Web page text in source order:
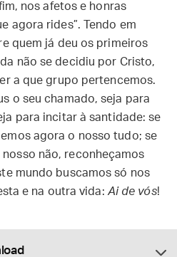
nos afetos e honras
agora rides”. Tendo em
quem já deu os primeiros
não se decidiu por Cristo,
a que grupo pertencemos.
o seu chamado, seja para
para incitar à santidade: se
agora o nosso tudo; se
não, reconheçamos
mundo buscamos só nos
e na outra vida: Ai de vós!